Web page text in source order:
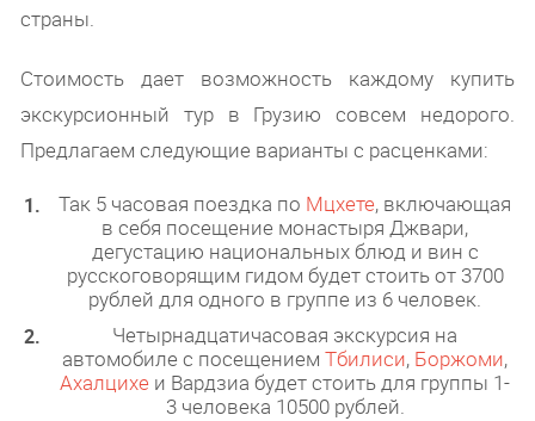
страны.
Стоимость дает возможность каждому купить
экскурсионный тур в Грузию совсем недорого.
Предлагаем следующие варианты с расценками:
Так 5 часовая поездка по Мцхете, включающая
в себя посещение монастыря Джвари,
дегустацию национальных блюд и вин с
русскоговорящим гидом будет стоить от 3700
рублей для одного в группе из 6 человек.
Четырнадцатичасовая экскурсия на
автомобиле с посещениемТбилиси, Боржоми,
Ахалцихе и Вардзиа будет стоить для группы 1-
3 человека 10500 рублей.